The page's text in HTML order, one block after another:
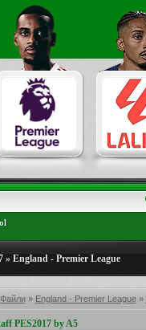
» England - Premier League
Файли» England - Premier League»
PES2017 by A5